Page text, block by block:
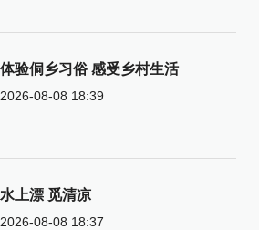
体验侗乡习俗 感受乡村生活
2026-08-08 18:39
水上漂 觅清凉
2026-08-08 18:37